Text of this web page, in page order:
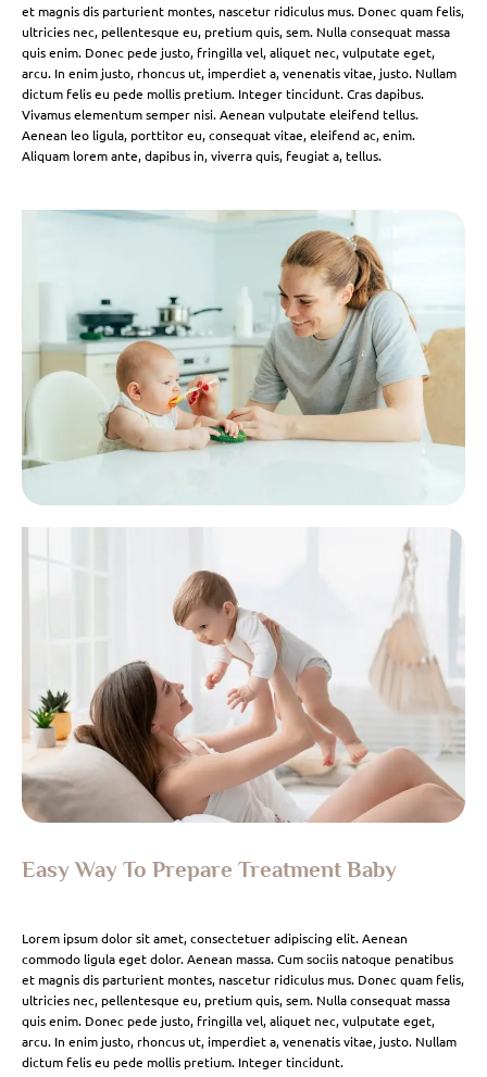
et magnis dis parturient montes, nascetur ridiculus mus. Donec quam felis,
ultricies nec, pellentesque eu, pretium quis, sem. Nulla consequat massa
quis enim. Donec pede justo, fringilla vel, aliquet nec, vulputate eget,
arcu. In enim justo, rhoncus ut, imperdiet a, venenatis vitae, justo. Nullam
dictum felis eu pede mollis pretium. Integer tincidunt. Cras dapibus.
Vivamus elementum semper nisi. Aenean vulputate eleifend tellus.
Aenean leo ligula, porttitor eu, consequat vitae, eleifend ac, enim.
Aliquam lorem ante, dapibus in, viverra quis, feugiat a, tellus.
Easy Way To Prepare Treatment Baby
Lorem ipsum dolor sit amet, consectetuer adipiscing elit. Aenean
commodo ligula eget dolor. Aenean massa. Cum sociis natoque penatibus
et magnis dis parturient montes, nascetur ridiculus mus. Donec quam felis,
ultricies nec, pellentesque eu, pretium quis, sem. Nulla consequat massa
quis enim. Donec pede justo, fringilla vel, aliquet nec, vulputate eget,
arcu. In enim justo, rhoncus ut, imperdiet a, venenatis vitae, justo. Nullam
dictum felis eu pede mollis pretium. Integer tincidunt.